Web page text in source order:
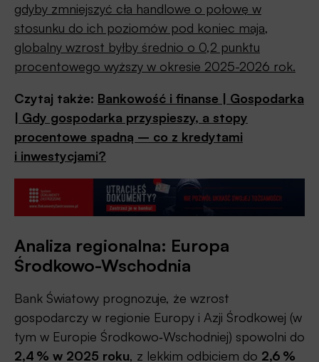
gdyby zmniejszyć cła handlowe o połowę w
stosunku do ich poziomów pod koniec maja,
globalny wzrost byłby średnio o 0,2 punktu
procentowego wyższy w okresie 2025-2026 rok.
Czytaj także: Bankowość i finanse | Gospodarka
| Gdy gospodarka przyspieszy, a stopy
procentowe spadną – co z kredytami
i inwestycjami?
Analiza regionalna: Europa
Środkowo-Wschodnia
Bank Światowy prognozuje, że wzrost
gospodarczy w regionie Europy i Azji Środkowej (w
tym w Europie Środkowo‑Wschodniej) spowolni do
2,4 % w 2025 roku, z lekkim odbiciem do 2,6 %